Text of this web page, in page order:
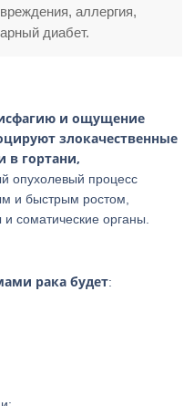
аллергия,
диабет.
и ощущение
злокачественные
в гортани,
опухолевый процесс
и быстрым ростом,
соматические органы.
рака будет: